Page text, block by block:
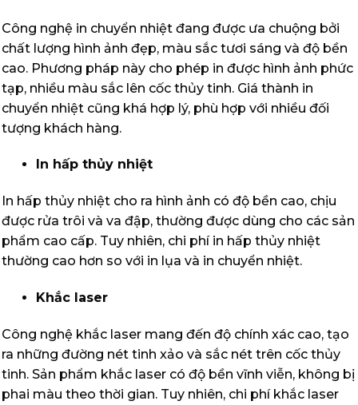
Công nghệ in chuyển nhiệt đang được ưa chuộng bởi
chất lượng hình ảnh đẹp, màu sắc tươi sáng và độ bền
cao. Phương pháp này cho phép in được hình ảnh phức
tạp, nhiều màu sắc lên cốc thủy tinh. Giá thành in
chuyển nhiệt cũng khá hợp lý, phù hợp với nhiều đối
tượng khách hàng.
In hấp thủy nhiệt
In hấp thủy nhiệt cho ra hình ảnh có độ bền cao, chịu
được rửa trôi và va đập, thường được dùng cho các sản
phẩm cao cấp. Tuy nhiên, chi phí in hấp thủy nhiệt
thường cao hơn so với in lụa và in chuyển nhiệt.
Khắc laser
Công nghệ khắc laser mang đến độ chính xác cao, tạo
ra những đường nét tinh xảo và sắc nét trên cốc thủy
tinh. Sản phẩm khắc laser có độ bền vĩnh viễn, không bị
phai màu theo thời gian. Tuy nhiên, chi phí khắc laser